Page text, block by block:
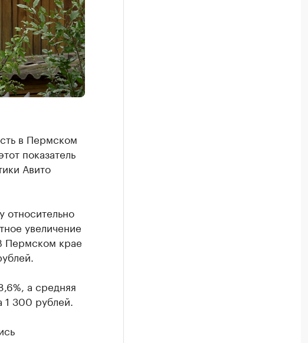
в Пермском
показатель
Авито
относительно
увеличение
Пермском крае
а средняя
1 300 рублей.